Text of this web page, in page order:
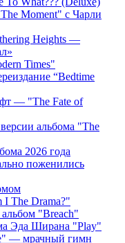
Moment" с Чарли
Heights —
Times"
“Bedtime
— "The Fate of
альбома "The
2026 года
поженились
The Drama?"
"Breach"
Эда Ширана "Play"
— мрачный гимн